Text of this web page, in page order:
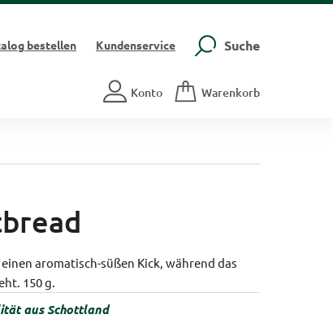
bestellen Kundenservice Suche
Konto Warenkorb
aromatisch-süßen Kick, während das
150 g.
aus Schottland